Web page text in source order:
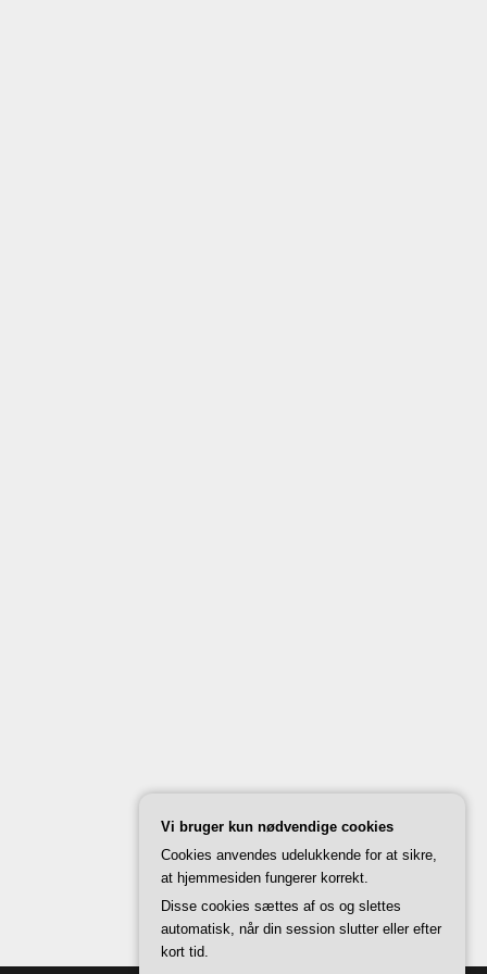
Vi bruger kun nødvendige cookies
Cookies anvendes udelukkende for at sikre,
at hjemmesiden fungerer korrekt.
Disse cookies sættes af os og slettes
automatisk, når din session slutter eller efter
kort tid.